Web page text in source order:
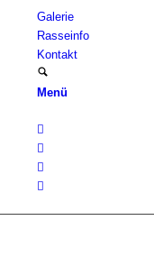
Galerie
Rasseinfo
Kontakt
Menü